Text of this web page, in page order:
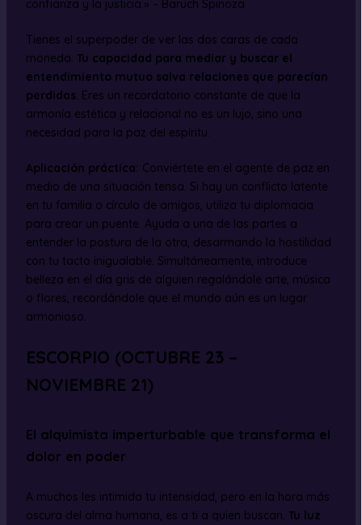
confianza y la justicia.» – Baruch Spinoza
Tienes el superpoder de ver las dos caras de cada
moneda. Tu capacidad para mediar y buscar el
entendimiento mutuo salva relaciones que parecían
perdidas. Eres un recordatorio constante de que la
armonía estética y relacional no es un lujo, sino una
necesidad para la paz del espíritu.
Aplicación práctica: Conviértete en el agente de paz en
medio de una situación tensa. Si hay un conflicto latente
en tu familia o círculo de amigos, utiliza tu diplomacia
para crear un puente. Ayuda a una de las partes a
entender la postura de la otra, desarmando la hostilidad
con tu tacto inigualable. Simultáneamente, introduce
belleza en el día gris de alguien regalándole arte, música
o flores, recordándole que el mundo aún es un lugar
armonioso.
ESCORPIO (OCTUBRE 23 –
NOVIEMBRE 21)
El alquimista imperturbable que transforma el
dolor en poder
A muchos les intimida tu intensidad, pero en la hora más
oscura del alma humana, es a ti a quien buscan. Tu luz